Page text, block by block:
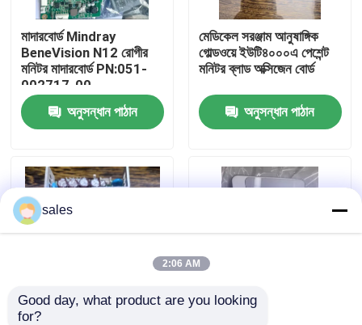
আমাদের সম্পর্কে
কারখানা ভ্রমণ
মান নিয়ন্ত্রণ
আমাদের সাথে যোগাযোগ
উদ্ধৃতির জন্য আবেদন
রোগীর মনিটর মডিউল
মাদারবোর্ড Mindray
BeneVision N12 রোগীর
মনিটর মাদারবোর্ড PN:051-
002717-00
অনুসন্ধান পাঠান
মেডিকেল সরঞ্জাম আনুষাঙ্গিক
গোল্ডওয়ে ইউটি৪০০০এ পেশেন্ট
মনিটর ব্লাড অক্সিজেন বোর্ড
অনুসন্ধান পাঠান
পাওয়ার সাপ্লাই বোর্ড জিই
sales
2:06 AM
Good day, what product are you looking
for?